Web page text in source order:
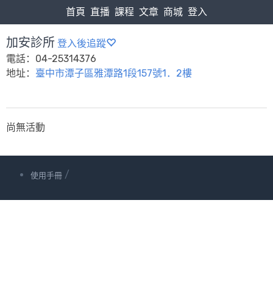
首頁 直播 課程 文章 商城 登入
加安診所 登入後追蹤
電話：04-25314376
地址： 臺中市潭子區雅潭路1段157號1．2樓
尚無活動
使用手冊 /